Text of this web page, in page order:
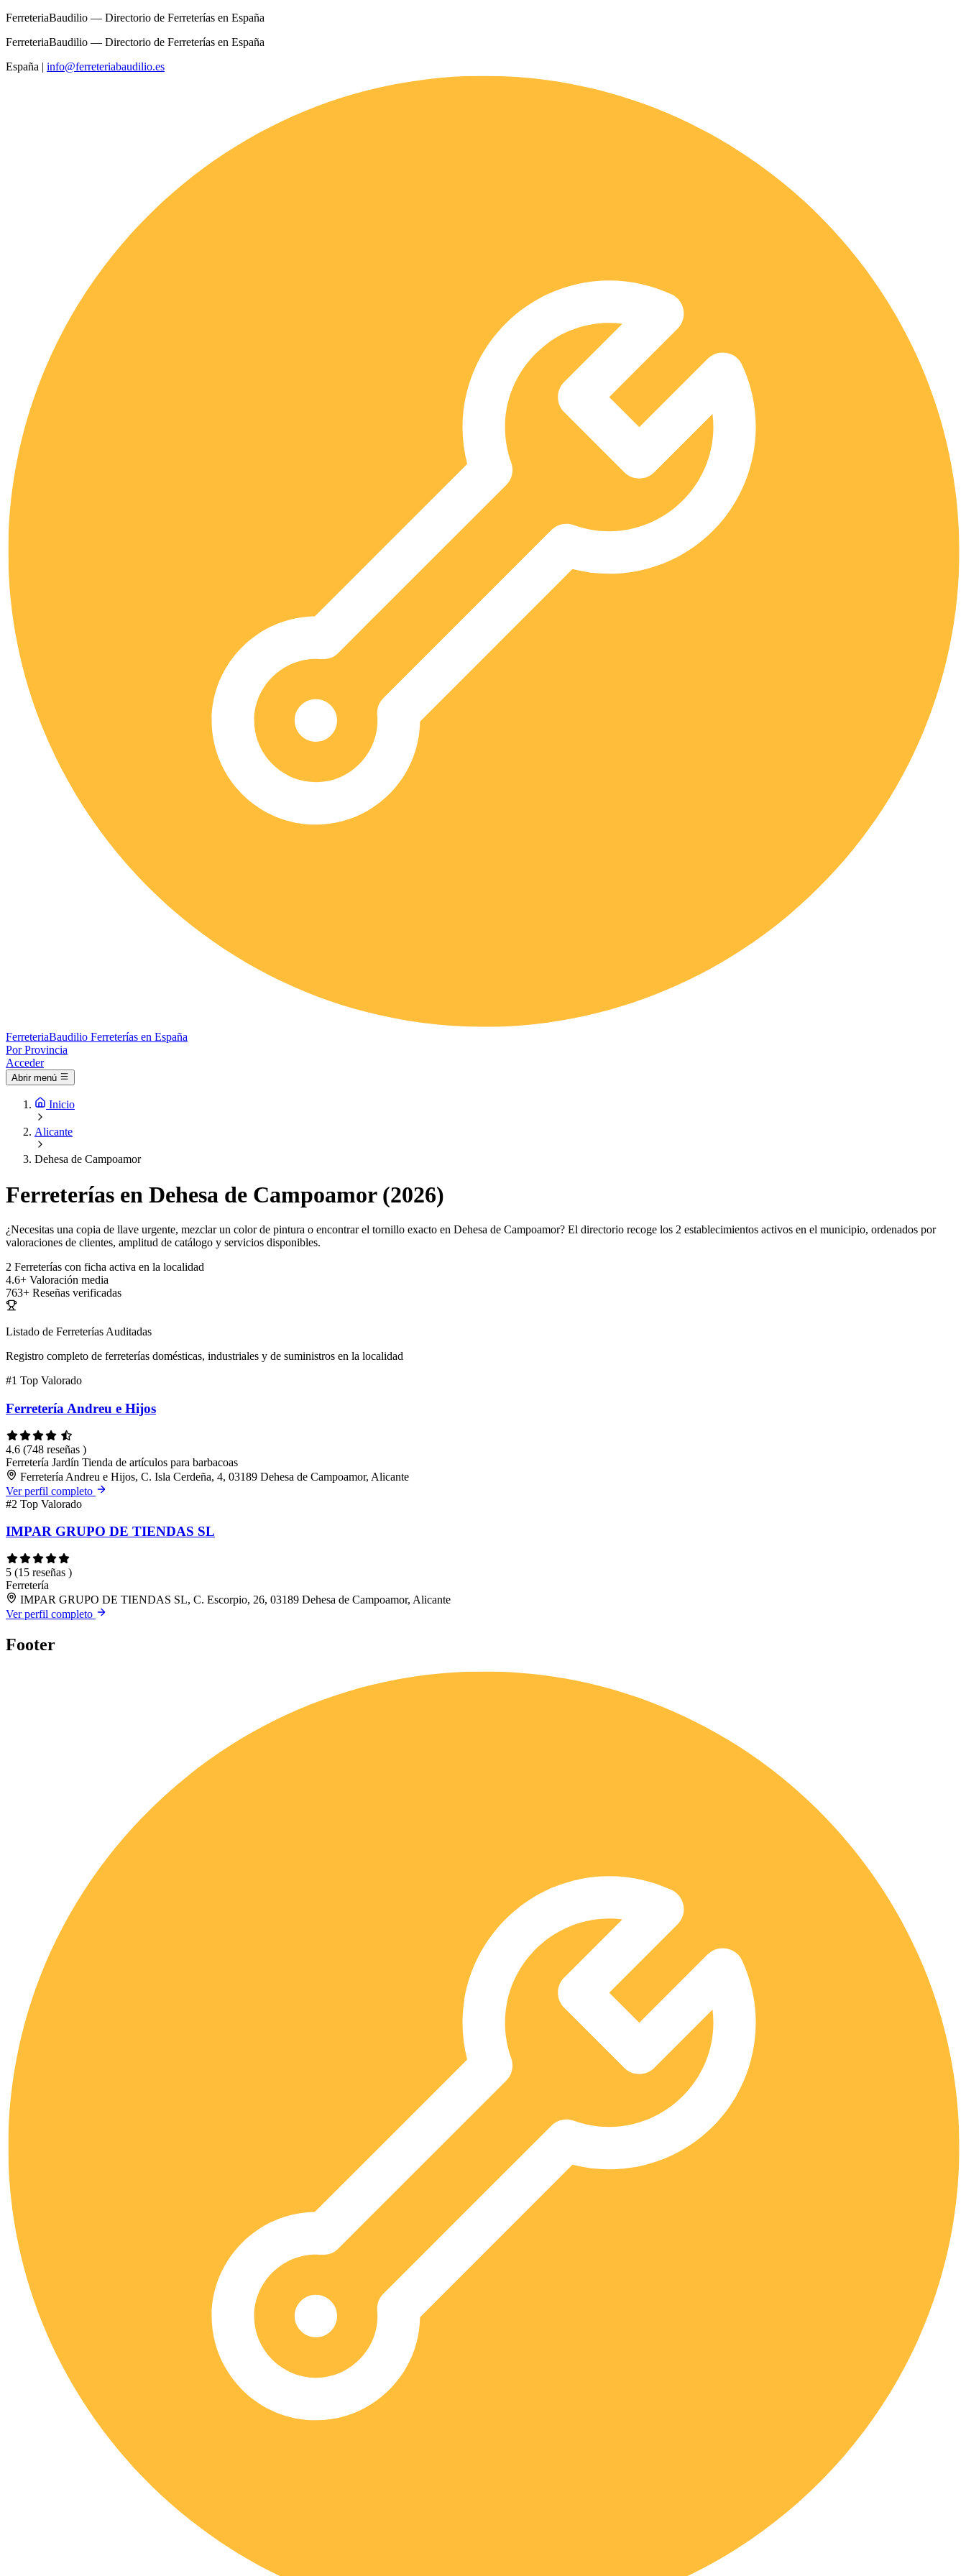
FerreteriaBaudilio — Directorio de Ferreterías en España
FerreteriaBaudilio — Directorio de Ferreterías en España
España | info@ferreteriabaudilio.es
FerreteriaBaudilio Ferreterías en España
Por Provincia
Acceder
Abrir menú
Inicio
Alicante
Dehesa de Campoamor
Ferreterías en Dehesa de Campoamor (2026)
¿Necesitas una copia de llave urgente, mezclar un color de pintura o encontrar el tornillo exacto en Dehesa de Campoamor? El directorio recoge los 2 establecimientos activos en el municipio, ordenados por
valoraciones de clientes, amplitud de catálogo y servicios disponibles.
2 Ferreterías con ficha activa en la localidad
4.6+ Valoración media
763+ Reseñas verificadas
Listado de Ferreterías Auditadas
Registro completo de ferreterías domésticas, industriales y de suministros en la localidad
#1 Top Valorado
Ferretería Andreu e Hijos
4.6 (748 reseñas )
Ferretería Jardín Tienda de artículos para barbacoas
Ferretería Andreu e Hijos, C. Isla Cerdeña, 4, 03189 Dehesa de Campoamor, Alicante
Ver perfil completo
#2 Top Valorado
IMPAR GRUPO DE TIENDAS SL
5 (15 reseñas )
Ferretería
IMPAR GRUPO DE TIENDAS SL, C. Escorpio, 26, 03189 Dehesa de Campoamor, Alicante
Ver perfil completo
Footer